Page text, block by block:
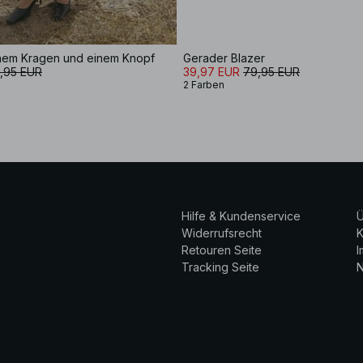
Kragen und einem Knopf
EUR
Gerader Blazer
39,97 EUR 79,95 EUR
2 Farben
Hilfe & Kundenservice
Widerrufsrecht
Retouren Seite
Tracking Seite